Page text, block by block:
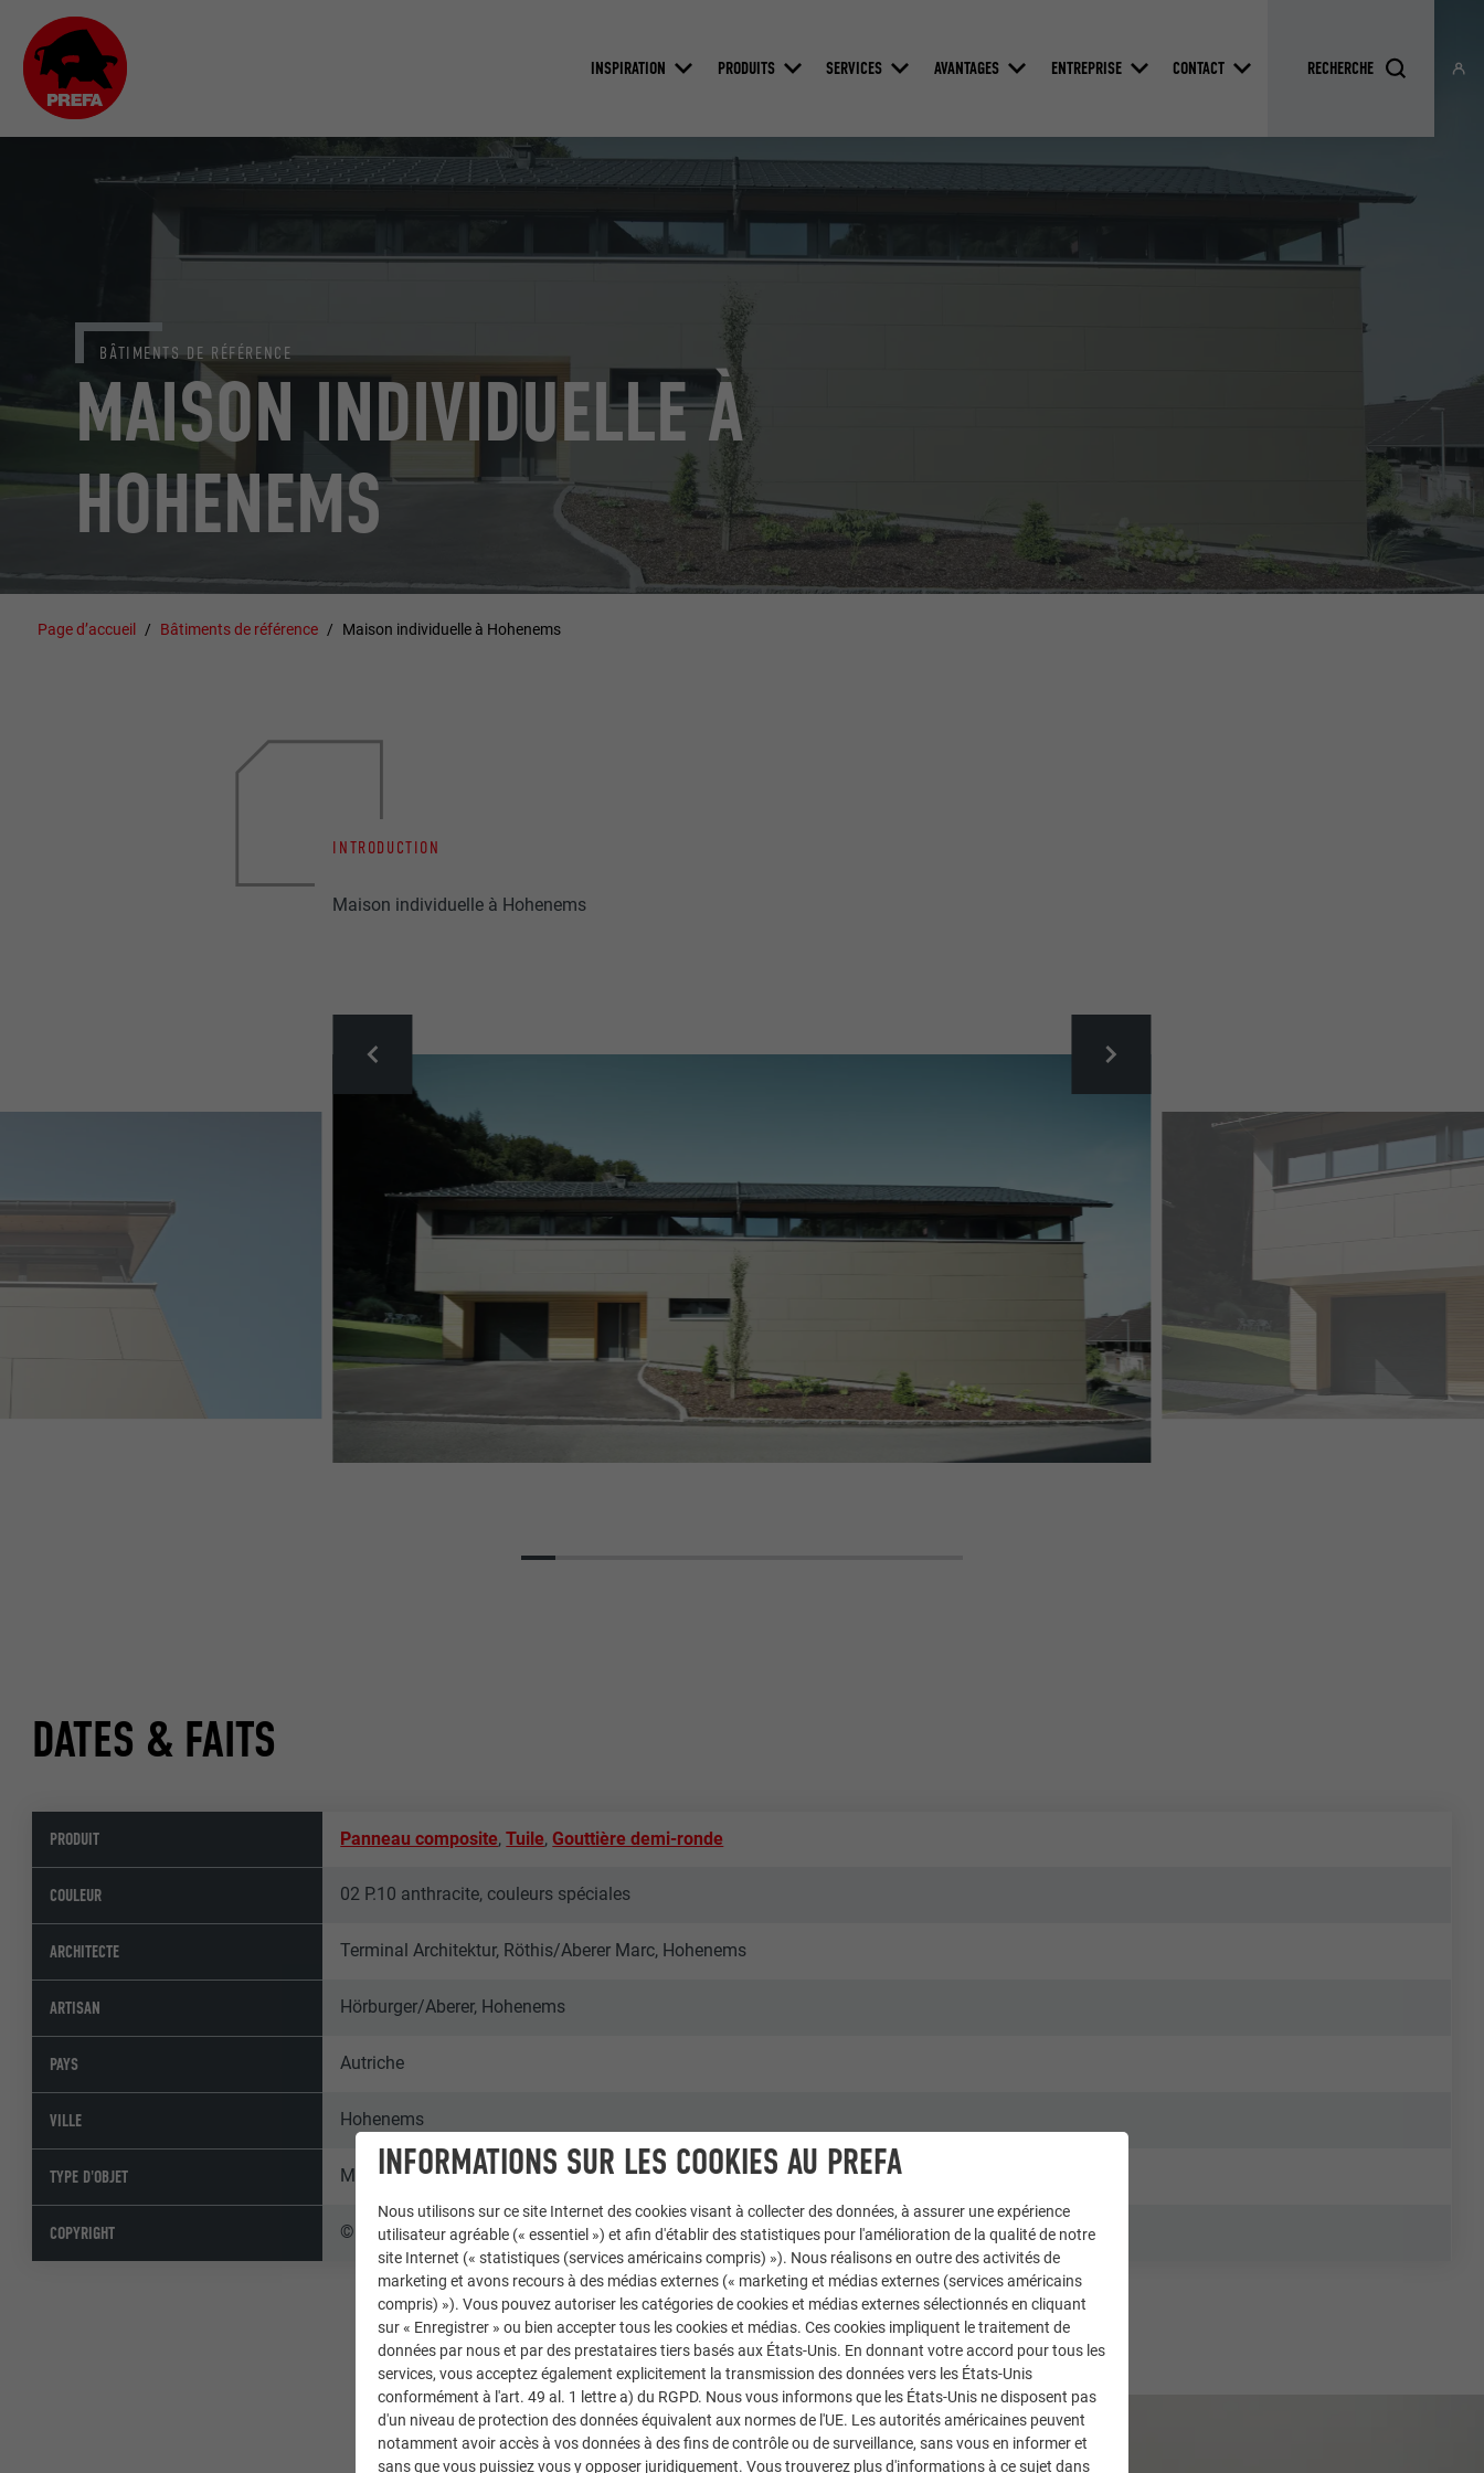
INSPIRATION PRODUITS SERVICES AVANTAGES ENTREPRISE CONTACT
MAISON INDIVIDUELLE À
HOHENEMS
BÂTIMENTS DE RÉFÉRENCE
Page d’accueil Bâtiments de référence Maison individuelle à Hohenems
INTRODUCTION
Maison individuelle à Hohenems
DATES & FAITS
PRODUIT Panneau composite,Tuile,Gouttière demi-ronde
COULEUR 02 P.10 anthracite, couleurs spéciales
ARCHITECTE Terminal Architektur, Röthis/Aberer Marc, Hohenems
ARTISAN Hörburger/Aberer, Hohenems
PAYS Autriche
VILLE Hohenems
TYPE D'OBJET Maisons individuelles
COPYRIGHT © PREFA | Croce & Wir
INFORMATIONS SUR LES COOKIES AU PREFA
Nous utilisons sur ce site Internet des cookies visant à collecter des données, à assurer une expérience
utilisateur agréable (« essentiel ») et afin d'établir des statistiques pour l'amélioration de la qualité de notre
site Internet (« statistiques (services américains compris) »). Nous réalisons en outre des activités de
marketing et avons recours à des médias externes (« marketing et médias externes (services américains
compris) »). Vous pouvez autoriser les catégories de cookies et médias externes sélectionnés en cliquant
sur « Enregistrer » ou bien accepter tous les cookies et médias. Ces cookies impliquent le traitement de
données par nous et par des prestataires tiers basés aux États-Unis. En donnant votre accord pour tous les
services, vous acceptez également explicitement la transmission des données vers les États-Unis
conformément à l'art. 49 al. 1 lettre a) du RGPD. Nous vous informons que les États-Unis ne disposent pas
d'un niveau de protection des données équivalent aux normes de l'UE. Les autorités américaines peuvent
notamment avoir accès à vos données à des fins de contrôle ou de surveillance, sans vous en informer et
sans que vous puissiez vous y opposer juridiquement. Vous trouverez plus d'informations à ce sujet dans